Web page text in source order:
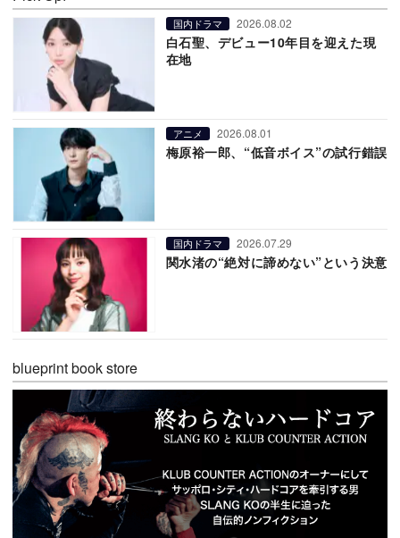
国内ドラマ 2026.08.02
白石聖、デビュー10年目を迎えた現
在地
アニメ 2026.08.01
梅原裕一郎、“低音ボイス”の試行錯誤
国内ドラマ 2026.07.29
関水渚の“絶対に諦めない”という決意
blueprint book store